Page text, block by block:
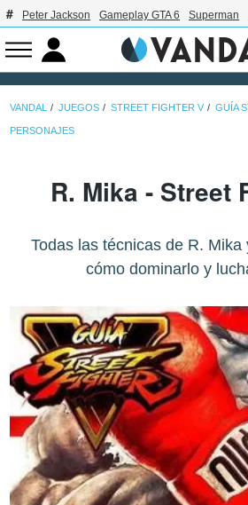
Peter Jackson Gameplay GTA 6 Superman
VANDAL JUEGOS STREET FIGHTER V GUÍA
PERSONAJES
R. Mika - Street
Todas las técnicas de R.
cómo dominarlo y